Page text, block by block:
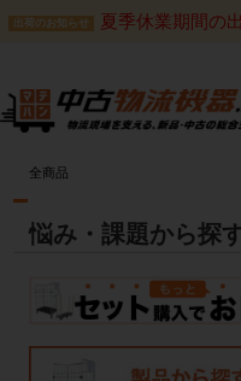
出荷のお知らせ 夏季休業期間の
全商品
悩み・課題から探